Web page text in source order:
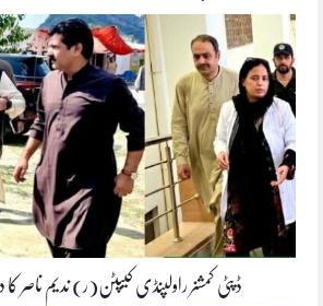
ڈپٹی کمشنر راولپنڈی کیپٹن(ر) ندیم ناصر کا